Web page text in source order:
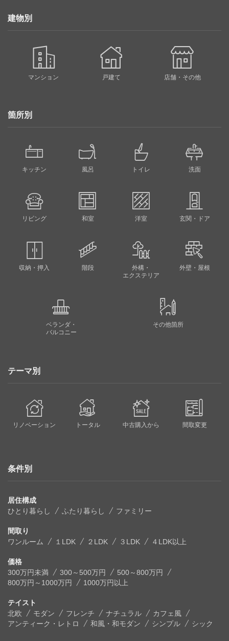
建物別
マンション 戸建て 店舗・その他
箇所別
キッチン 風呂 トイレ 洗面
リビング 和室 洋室 玄関・ドア
収納・押入 階段
外構・
エクステリア
外壁・屋根
ベランダ・
バルコニー
その他箇所
テーマ別
リノベーション トータル 中古購入から 間取変更
条件別
居住構成
ひとり暮らし
ふたり暮らし ファミリー
間取り
ワンルーム
１LDK ２LDK ３LDK ４LDK以上
価格
300万円未満
300～500万円
500～800万円
800万円～1000万円
1000万円以上
テイスト
北欧
モダン フレンチ ナチュラル
カフェ風
アンティーク・レトロ
和風・和モダン シンプル シック